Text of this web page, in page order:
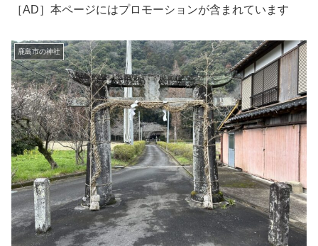
［AD］本ページにはプロモーションが含まれています
鹿島市の神社